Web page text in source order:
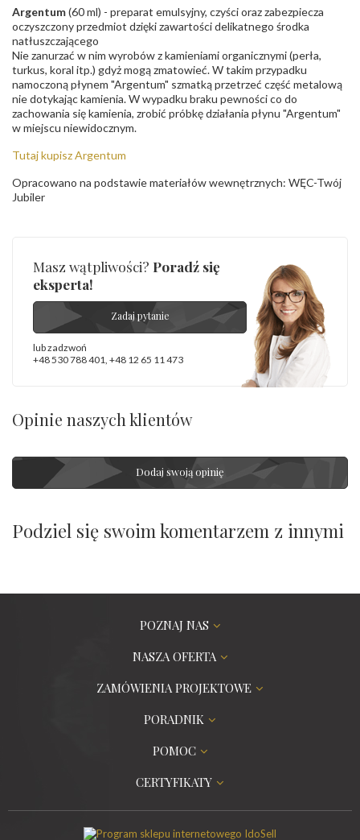
Argentum(60 ml) - preparat emulsyjny, czyści oraz zabezpiecza
oczyszczony przedmiot dzięki zawartości delikatnego środka
natłuszczającego
Nie zanurzać w nim wyrobów z kamieniami organicznymi (perła,
turkus, koral itp.) gdyż mogą zmatowieć. W takim przypadku
namoczoną płynem "Argentum" szmatką przetrzeć część metalową
nie dotykając kamienia. W wypadku braku pewności co do
zachowania się kamienia, zrobić próbkę działania płynu "Argentum"
w miejscu niewidocznym.
Tutaj kupisz Argentum
Opracowano na podstawie materiałów wewnętrznych: WĘC-Twój
Jubiler
Masz wątpliwości? Poradź się
eksperta!
Zadaj pytanie
lub zadzwoń
+48 530 788 401 +48 12 65 11 473
Opinie naszych klientów
Dodaj swoją opinię
Podziel się swoim komentarzem z innymi
POZNAJ NAS
NASZA OFERTA
ZAMÓWIENIA PROJEKTOWE
PORADNIK
POMOC
CERTYFIKATY